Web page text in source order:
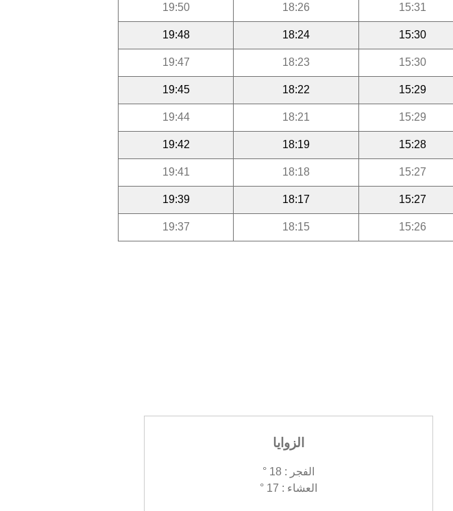
15:31
18:26
19:50
15:30
18:24
19:48
15:30
18:23
19:47
15:29
18:22
19:45
15:29
18:21
19:44
15:28
18:19
19:42
15:27
18:18
19:41
15:27
18:17
19:39
15:26
18:15
19:37
الزوايا
الفجر : 18 °
العشاء : 17 °